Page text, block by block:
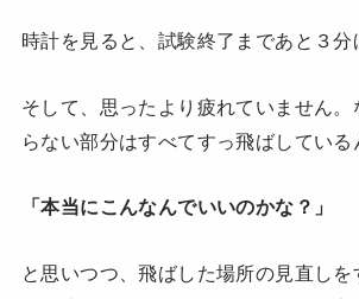
時計を見ると、試験終了まであと３分
そして、思ったより疲れていません
らない部分はすべてすっ飛ばしている
「本当にこんなんでいいのかな？」
と思いつつ、飛ばした場所の見直し